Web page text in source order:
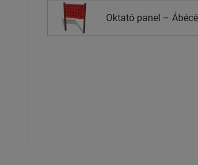
Oktató panel –